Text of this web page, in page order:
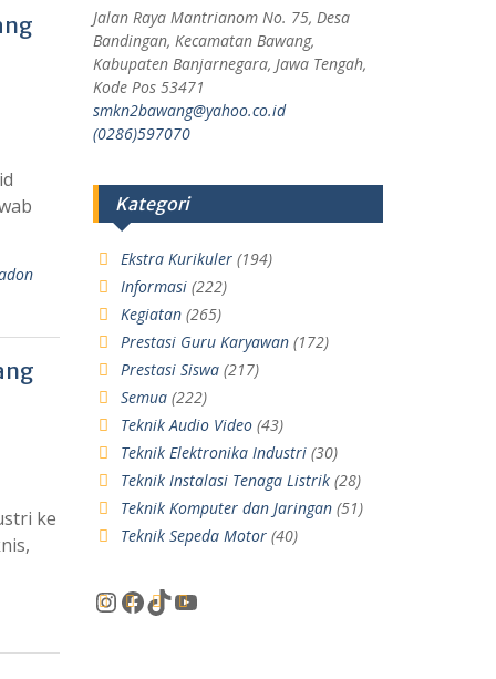
ke
Jalan Raya Mantrianom No. 75, Desa
Bandingan, Kecamatan Bawang,
Kabupaten Banjarnegara, Jawa Tengah,
Kode Pos 53471
smkn2bawang@yahoo.co.id
(0286)597070
Kategori
Ekstra Kurikuler(194)
Informasi(222)
Kegiatan(265)
Prestasi Guru Karyawan(172)
Prestasi Siswa(217)
Semua(222)
Teknik Audio Video(43)
Teknik Elektronika Industri(30)
Teknik Instalasi Tenaga Listrik(28)
Teknik Komputer dan Jaringan(51)
Teknik Sepeda Motor(40)